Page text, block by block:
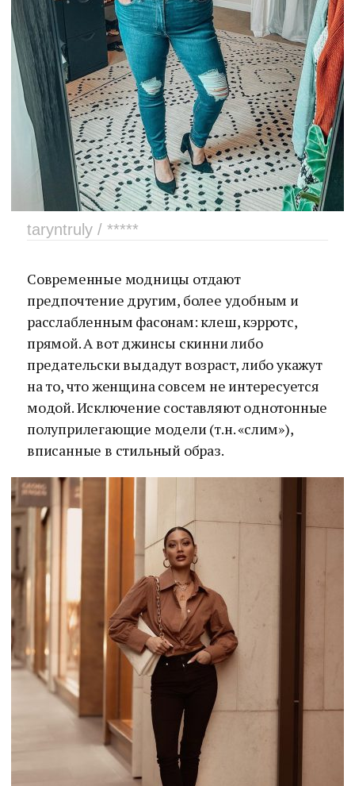
taryntruly / *****
Современные модницы отдают
предпочтение другим, более удобным и
расслабленным фасонам: клеш, кэрротс,
прямой. А вот джинсы скинни либо
предательски выдадут возраст, либо укажут
на то, что женщина совсем не интересуется
модой. Исключение составляют однотонные
полуприлегающие модели (т.н. «слим»),
вписанные в стильный образ.